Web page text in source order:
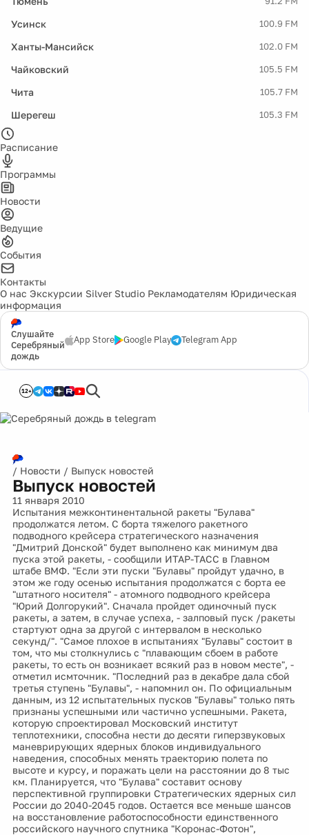
Усинск 100.9 FM
Ханты-Мансийск 102.0 FM
Чайковский 105.5 FM
Чита 105.7 FM
Шерегеш 105.3 FM
Расписание
Программы
Новости
Ведущие
События
Контакты
О нас Экскурсии Silver Studio Рекламодателям Юридическая
информация
Слушайте
Серебряный
дождь
App Store Google Play Telegram App
12+
/ Новости / Выпуск новостей
Выпуск новостей
11 января 2010
Испытания межконтинентальной ракеты "Булава"
продолжатся летом. С борта тяжелого ракетного
подводного крейсера стратегического назначения
"Дмитрий Донской" будет выполнено как минимум два
пуска этой ракеты, - сообщили ИТАР-ТАСС в Главном
штабе ВМФ. "Если эти пуски "Булавы" пройдут удачно, в
этом же году осенью испытания продолжатся с борта ее
"штатного носителя" - атомного подводного крейсера
"Юрий Долгорукий". Сначала пройдет одиночный пуск
ракеты, а затем, в случае успеха, - залповый пуск /ракеты
стартуют одна за другой с интервалом в несколько
секунд/". "Самое плохое в испытаниях "Булавы" состоит в
том, что мы столкнулись с "плавающим сбоем в работе
ракеты, то есть он возникает всякий раз в новом месте", -
отметил исмточник. "Последний раз в декабре дала сбой
третья ступень "Булавы", - напомнил он. По официальным
данным, из 12 испытательных пусков "Булавы" только пять
признаны успешными или частично успешными. Ракета,
которую спроектировал Московский институт
теплотехники, способна нести до десяти гиперзвуковых
маневрирующих ядерных блоков индивидуального
наведения, способных менять траекторию полета по
высоте и курсу, и поражать цели на расстоянии до 8 тыс
км. Планируется, что "Булава" составит основу
перспективной группировки Стратегических ядерных сил
России до 2040-2045 годов. Остается все меньше шансов
на восстановление работоспособности единственного
российского научного спутника "Коронас-Фотон",